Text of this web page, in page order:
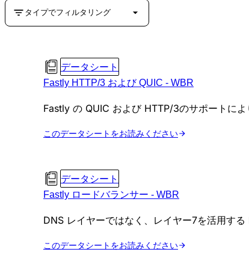
タイプでフィルタリング
データシート
Fastly HTTP/3 および QUIC - WBR
Fastly の QUIC および HTTP/3のサポートに
このデータシートをお読みください
データシート
Fastly ロードバランサー - WBR
DNS レイヤーではなく、レイヤー7を活用す
このデータシートをお読みください